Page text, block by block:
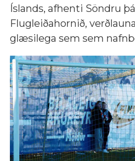
Íslands, afhenti Söndru þá
Flugleiðahornið,
glæsilega sem sem